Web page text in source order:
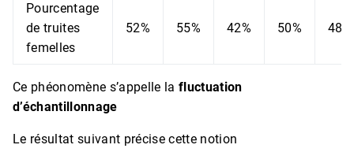
Pourcentage
de truites
femelles
52% 55% 42% 50% 48%
Ce phéonomène s’appelle la fluctuation
d’échantillonnage
Le résultat suivant précise cette notion